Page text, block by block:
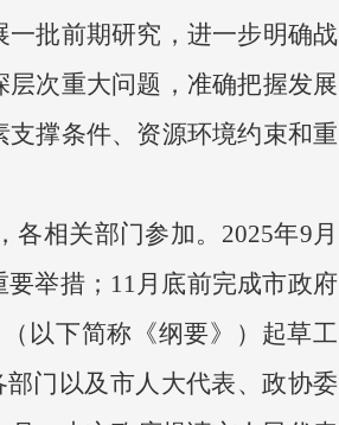
批前期研究，进一步明确战
次重大问题，准确把握发展
撑条件、资源环境约束和重
各相关部门参加。2025年9月
举措；11月底前完成市政府
以下简称《纲要》）起草工
门以及市人大代表、政协委